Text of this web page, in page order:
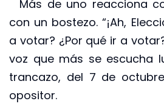
Más de uno reacciona
con un bostezo. “¡Ah,
a votar? ¿Por qué ir a
voz que más se escucha
trancazo, del 7 de
opositor.